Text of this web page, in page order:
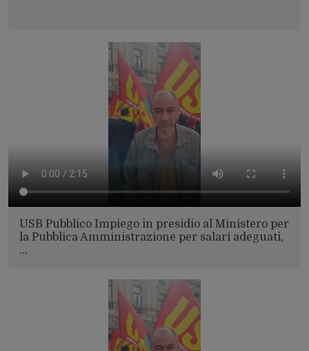
USB Pubblico Impiego in presidio al Ministero per
la Pubblica Amministrazione per salari adeguati,
…